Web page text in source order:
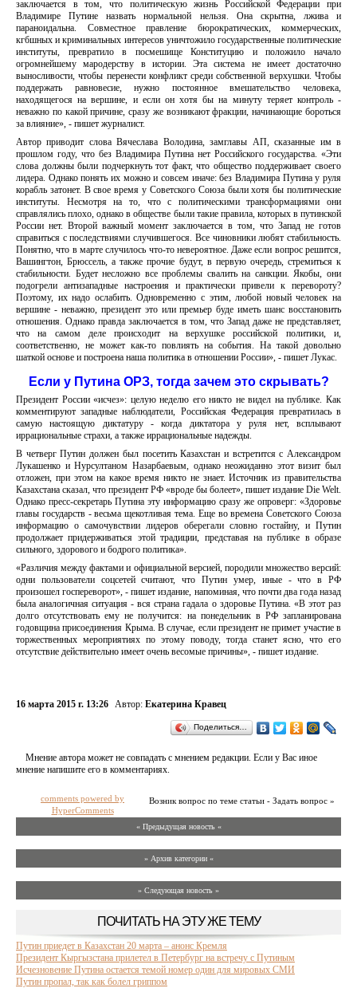
заключается в том, что политическую жизнь Российской Федерации при
Владимире Путине назвать нормальной нельзя. Она скрытна, лжива и
параноидальна. Совместное правление бюрократических, коммерческих,
кгбшных и криминальных интересов уничтожило государственные политические
институты, превратило в посмешище Конституцию и положило начало
огромнейшему мародерству в истории. Эта система не имеет достаточно
выносливости, чтобы перенести конфликт среди собственной верхушки. Чтобы
поддержать равновесие, нужно постоянное вмешательство человека,
находящегося на вершине, и если он хотя бы на минуту теряет контроль -
неважно по какой причине, сразу же возникают фракции, начинающие бороться
за влияние», - пишет журналист.
Автор приводит слова Вячеслава Володина, замглавы АП, сказанные им в
прошлом году, что без Владимира Путина нет Российского государства. «Эти
слова должны были подчеркнуть тот факт, что общество поддерживает своего
лидера. Однако понять их можно и совсем иначе: без Владимира Путина у руля
корабль затонет. В свое время у Советского Союза были хотя бы политические
институты. Несмотря на то, что с политическими трансформациями они
справлялись плохо, однако в обществе были такие правила, которых в путинской
России нет. Второй важный момент заключается в том, что Запад не готов
справиться с последствиями случившегося. Все чиновники любят стабильность.
Понятно, что в марте случилось что-то невероятное. Даже если вопрос решится,
Вашингтон, Брюссель, а также прочие будут, в первую очередь, стремиться к
стабильности. Будет несложно все проблемы свалить на санкции. Якобы, они
подогрели антизападные настроения и практически привели к перевороту?
Поэтому, их надо ослабить. Одновременно с этим, любой новый человек на
вершине - неважно, президент это или премьер буде иметь шанс восстановить
отношения. Однако правда заключается в том, что Запад даже не представляет,
что на самом деле происходит на верхушке российской политики, и,
соответственно, не может как-то повлиять на события. На такой довольно
шаткой основе и построена наша политика в отношении России», - пишет Лукас.
Если у Путина ОРЗ, тогда зачем это скрывать?
Президент России «исчез»: целую неделю его никто не видел на публике. Как
комментируют западные наблюдатели, Российская Федерация превратилась в
самую настоящую диктатуру - когда диктатора у руля нет, всплывают
иррациональные страхи, а также иррациональные надежды.
В четверг Путин должен был посетить Казахстан и встретится с Александром
Лукашенко и Нурсултаном Назарбаевым, однако неожиданно этот визит был
отложен, при этом на какое время никто не знает. Источник из правительства
Казахстана сказал, что президент РФ «вроде бы болеет», пишет издание Die Welt.
Однако пресс-секретарь Путина эту информацию сразу же опроверг: «Здоровье
главы государств - весьма щекотливая тема. Еще во времена Советского Союза
информацию о самочувствии лидеров оберегали словно гостайну, и Путин
продолжает придерживаться этой традиции, представая на публике в образе
сильного, здорового и бодрого политика».
«Различия между фактами и официальной версией, породили множество версий:
одни пользователи соцсетей считают, что Путин умер, иные - что в РФ
произошел госпереворот», - пишет издание, напоминая, что почти два года назад
была аналогичная ситуация - вся страна гадала о здоровье Путина. «В этот раз
долго отсутствовать ему не получится: на понедельник в РФ запланирована
годовщина присоединения Крыма. В случае, если президент не примет участие в
торжественных мероприятиях по этому поводу, тогда станет ясно, что его
отсутствие действительно имеет очень весомые причины», - пишет издание.
16 марта 2015 г. 13:26 Автор: Екатерина Кравец
Поделиться…
Мнение автора может не совпадать с мнением редакции. Если у Вас иное
мнение напишите его в комментариях.
Возник вопрос по теме статьи - Задать вопрос »
comments powered by
HyperComments
« Предыдущая новость «
» Архив категории «
» Следующая новость »
ПОЧИТАТЬ НА ЭТУ ЖЕ ТЕМУ
Путин приедет в Казахстан 20 марта – анонс Кремля
Президент Кыргызстана прилетел в Петербург на встречу с Путиным
Исчезновение Путина остается темой номер один для мировых СМИ
Путин пропал, так как болел гриппом